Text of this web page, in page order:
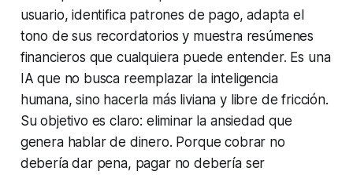
usuario, identifica patrones de pago, adapta el
tono de sus recordatorios y muestra resúmenes
financieros que cualquiera puede entender. Es una
IA que no busca reemplazar la inteligencia
humana, sino hacerla más liviana y libre de fricción.
Su objetivo es claro: eliminar la ansiedad que
genera hablar de dinero. Porque cobrar no
debería dar pena, pagar no debería ser